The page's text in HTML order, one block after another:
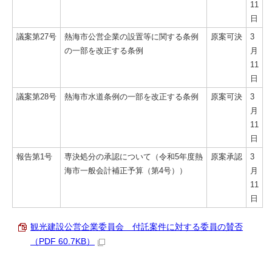
11
日
議案第27号
熱海市公営企業の設置等に関する条例
の一部を改正する条例
原案可決
3
月
11
日
議案第28号
熱海市水道条例の一部を改正する条例 原案可決
3
月
11
日
報告第1号
専決処分の承認について（令和5年度熱
海市一般会計補正予算（第4号））
原案承認
3
月
11
日
観光建設公営企業委員会 付託案件に対する委員の賛否
（PDF 60.7KB）